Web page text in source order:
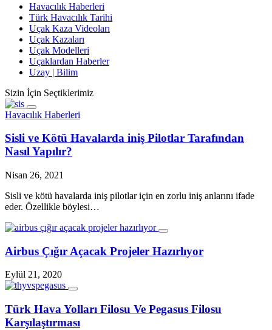
Havacılık Haberleri
Türk Havacılık Tarihi
Uçak Kaza Videoları
Uçak Kazaları
Uçak Modelleri
Uçaklardan Haberler
Uzay | Bilim
Sizin İçin Seçtiklerimiz
Havacılık Haberleri
Sisli ve Kötü Havalarda iniş Pilotlar Tarafından
Nasıl Yapılır?
Nisan 26, 2021
Sisli ve kötü havalarda iniş pilotlar için en zorlu iniş anlarını ifade
eder. Özellikle böylesi…
Airbus Çığır Açacak Projeler Hazırlıyor
Eylül 21, 2020
Türk Hava Yolları Filosu Ve Pegasus Filosu
Karşılaştırması